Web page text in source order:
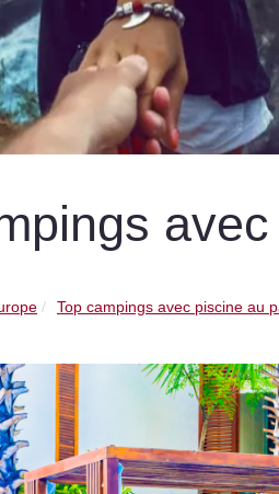
Top campings avec piscine au